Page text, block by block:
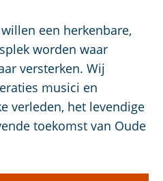
een herkenbare,
worden waar
versterken. Wij
musici en
verleden, het levendige
toekomst van Oude